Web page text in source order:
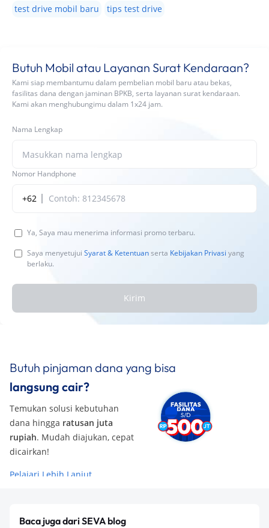
test drive mobil baru
tips test drive
Butuh Mobil atau Layanan Surat Kendaraan?
Kami siap membantumu dalam pembelian mobil baru atau bekas,
fasilitas dana dengan jaminan BPKB, serta layanan surat kendaraan.
Kami akan menghubungimu dalam 1x24 jam.
Nama Lengkap
Nomor Handphone
+62
Ya, Saya mau menerima informasi promo terbaru.
Saya menyetujui Syarat & Ketentuanserta Kebijakan Privasi yang
berlaku.
Kirim
Butuh pinjaman dana yang bisa
langsung cair?
Temukan solusi kebutuhan
dana hingga ratusan juta
rupiah. Mudah diajukan, cepat
dicairkan!
Pelajari Lebih Lanjut
Baca juga dari SEVA blog